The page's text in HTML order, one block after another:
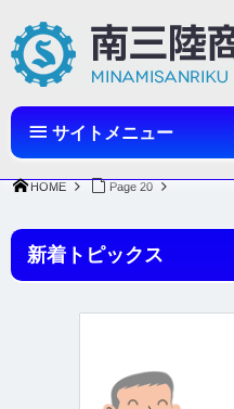
サイトメニュー
HOME Page 20
新着トピックス